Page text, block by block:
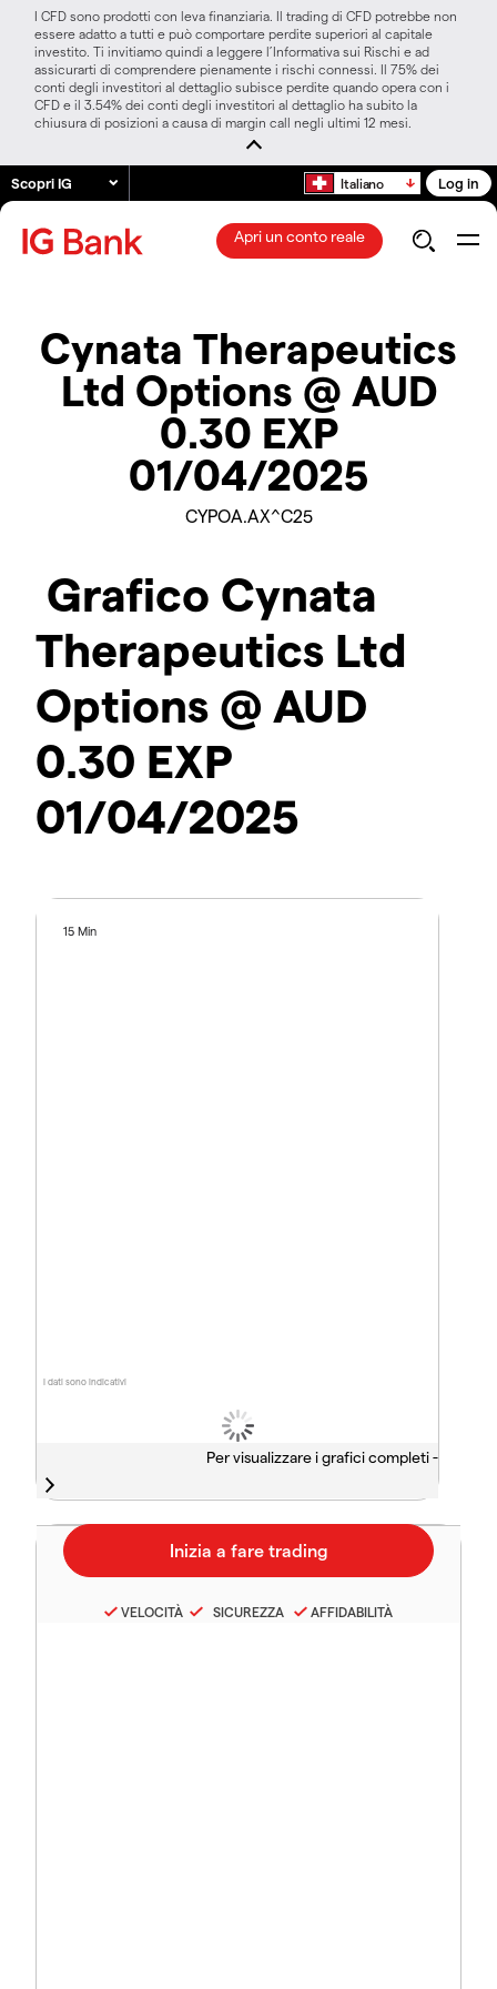
I CFD sono prodotti con leva finanziaria. Il trading di CFD potrebbe non
essere adatto a tutti e può comportare perdite superiori al capitale
investito. Ti invitiamo quindi a leggere l’Informativa sui Rischi e ad
assicurarti di comprendere pienamente i rischi connessi. Il 75% dei
conti degli investitori al dettaglio subisce perdite quando opera con i
CFD e il 3.54% dei conti degli investitori al dettaglio ha subito la
chiusura di posizioni a causa di margin call negli ultimi 12 mesi.
Scopri IG Italiano Log in
Apri un conto reale
Cynata Therapeutics
Ltd Options @ AUD
0.30 EXP
01/04/2025
CYPOA.AX^C25
Grafico Cynata
Therapeutics Ltd
Options @ AUD
0.30 EXP
01/04/2025
I dati sono indicativi
15 Min
Per visualizzare i grafici completi -
VELOCITÀ SICUREZZA AFFIDABILITÀ